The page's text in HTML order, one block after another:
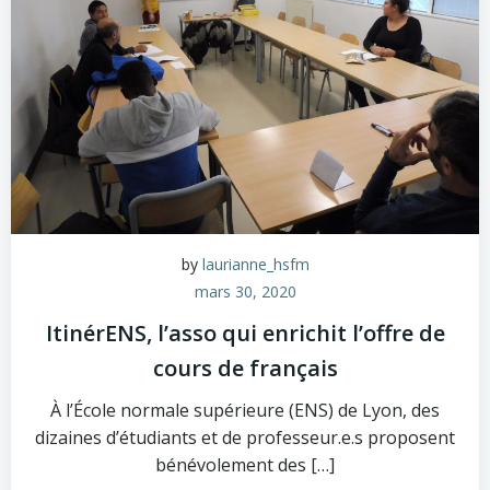
by laurianne_hsfm
mars 30, 2020
ItinérENS, l’asso qui enrichit l’offre de
cours de français
À l’École normale supérieure (ENS) de Lyon, des
dizaines d’étudiants et de professeur.e.s proposent
bénévolement des […]